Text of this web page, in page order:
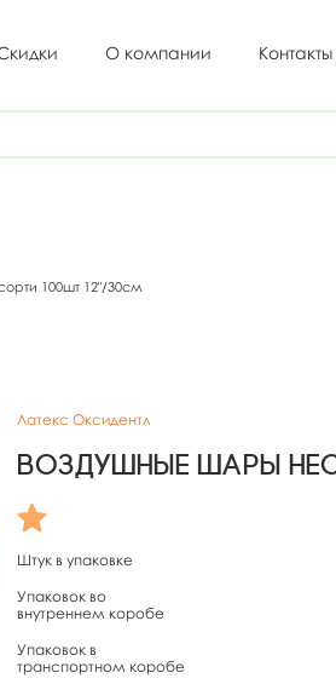
О компании
100шт 12"/30см
Латекс Оксидентл
Воздушные шары
Штук в упаковке
Упаковок во
внутреннем коробе
Упаковок в
транспортном коробе